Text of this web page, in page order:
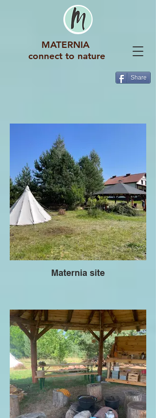
MATERNIA
connect to nature
Share
Maternia site